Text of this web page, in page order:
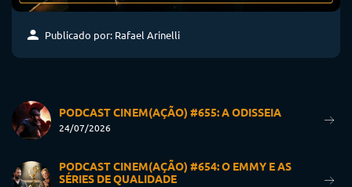
Publicado por: Rafael Arinelli
PODCAST CINEM(AÇÃO) #655: A ODISSEIA
24/07/2026
PODCAST CINEM(AÇÃO) #654: O EMMY E AS
SÉRIES DE QUALIDADE